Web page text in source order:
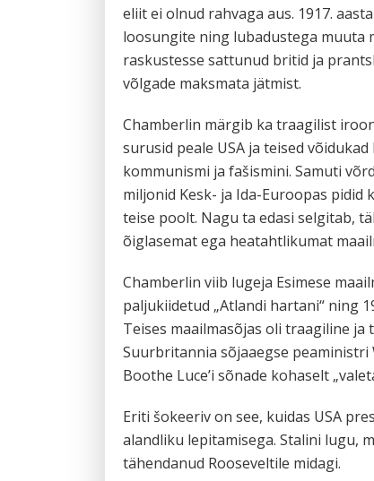
eliit ei olnud rahvaga aus. 1917.
loosungite ning lubadustega muuta
raskustesse sattunud britid ja
võlgade maksmata jätmist.
Chamberlin märgib ka traagilist
surusid peale USA ja teised
kommunismi ja fašismini. Samuti
miljonid Kesk- ja Ida-Euroopas
teise poolt. Nagu ta edasi selgitab,
õiglasemat ega heatahtlikumat
Chamberlin viib lugeja Esimese
paljukiidetud „Atlandi hartani“ ning
Teises maailmasõjas oli traagiline
Suurbritannia sõjaaegse
Boothe Luce’i sõnade kohaselt
Eriti šokeeriv on see, kuidas USA
alandliku lepitamisega. Stalini lugu,
tähendanud Rooseveltile midagi.